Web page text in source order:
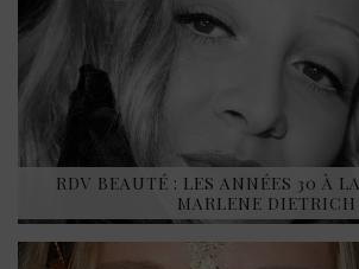
RDV BEAUTÉ : LES ANNÉES 30 À
MARLENE DIETRICH